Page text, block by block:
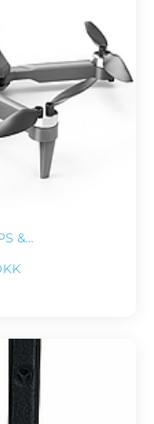
&…